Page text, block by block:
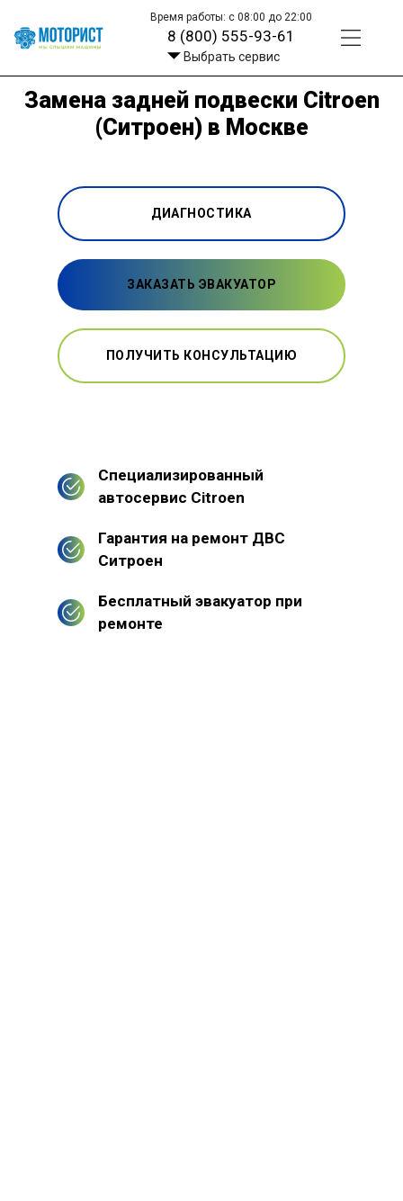
Время работы: с 08:00 до 22:00
8 (800) 555-93-61
Выбрать сервис
Замена задней подвески Citroen
(Ситроен) в Москве
ДИАГНОСТИКА
ЗАКАЗАТЬ ЭВАКУАТОР
ПОЛУЧИТЬ КОНСУЛЬТАЦИЮ
Специализированный
автосервис Citroen
Гарантия на ремонт ДВС
Ситроен
Бесплатный эвакуатор при
ремонте